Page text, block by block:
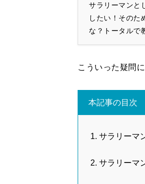
サラリーマンと
したい！そのた
な？トータルで
こういった疑問
本記事の目次
サラリーマ
サラリーマ